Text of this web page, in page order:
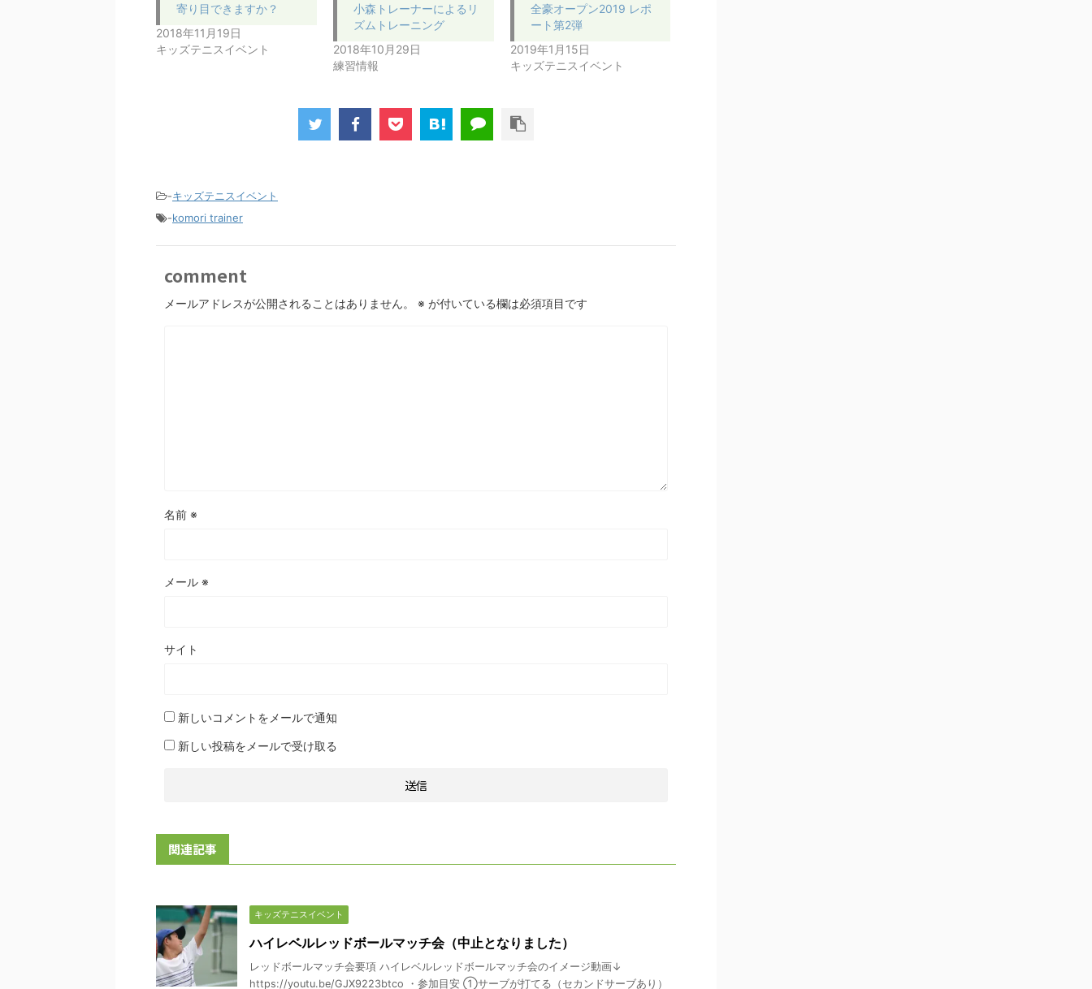
寄り目できますか？
2018年11月19日
キッズテニスイベント
小森トレーナーによるリ
ズムトレーニング
2018年10月29日
練習情報
全豪オープン2019 レポ
ート第2弾
2019年1月15日
キッズテニスイベント
-キッズテニスイベント
-komori trainer
comment
メールアドレスが公開されることはありません。 ※ が付いている欄は必須項目です
名前 ※
メール ※
サイト
新しいコメントをメールで通知
新しい投稿をメールで受け取る
関連記事
キッズテニスイベント
ハイレベルレッドボールマッチ会（中止となりました）
レッドボールマッチ会要項 ハイレベルレッドボールマッチ会のイメージ動画↓
https://youtu.be/GJX9223btco ・参加目安 ①サーブが打てる（セカンドサーブあり）